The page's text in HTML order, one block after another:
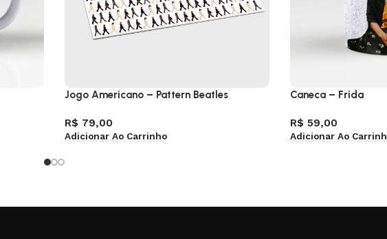
Jogo Americano – Pattern Beatles
R$ 79,00
Adicionar Ao Carrinho
Caneca – Frida
R$ 59,00
Adicionar Ao